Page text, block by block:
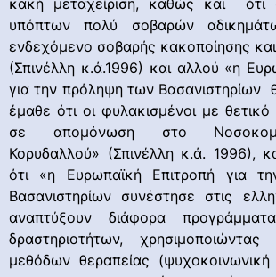
κακή μεταχείριση, καθώς και ότι
υπόπτων πολύ σοβαρών
ενδεχόμενο σοβαρής κακοποίησης
(Σπινέλλη κ.ά.1996) και αλλού «η
για την πρόληψη των Βασανιστηρίων
έμαθε ότι οι φυλακισμένοι με
σε απομόνωση στο
Κορυδαλλού» (Σπινέλλη κ.ά. 1996),
ότι «η Ευρωπαϊκή Επιτροπή για
Βασανιστηρίων συνέστησε στις
αναπτύξουν διάφορα
δραστηριοτήτων,
μεθόδων θεραπείας (ψυχοκοινωνική